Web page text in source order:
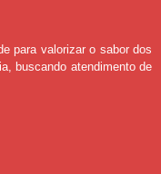
para valorizar o sabor dos
buscando atendimento de